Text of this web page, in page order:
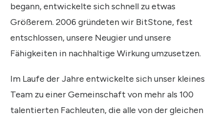
begann, entwickelte sich schnell zu etwas
Größerem. 2006 gründeten wir BitStone, fest
entschlossen, unsere Neugier und unsere
Fähigkeiten in nachhaltige Wirkung umzusetzen.
Im Laufe der Jahre entwickelte sich unser kleines
Team zu einer Gemeinschaft von mehr als 100
talentierten Fachleuten, die alle von der gleichen